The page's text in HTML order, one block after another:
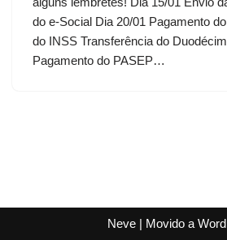
do e-Social Dia 20/01 Pagamento
do INSS Transferência do
Pagamento do PASEP…
Neve| Movido a